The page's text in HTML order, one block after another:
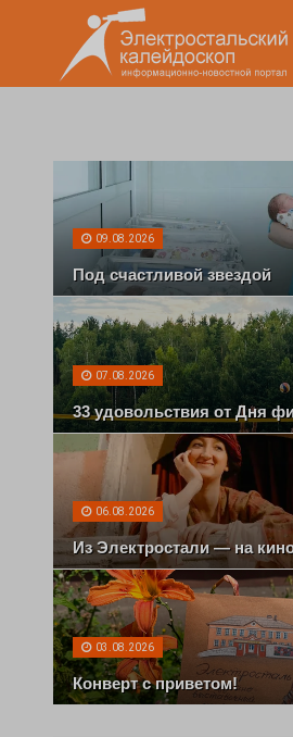
09.08.2026
Под счастливой звездой
07.08.2026
33 удовольствия от Дня
06.08.2026
Из Электростали — на
03.08.2026
Конверт с приветом!